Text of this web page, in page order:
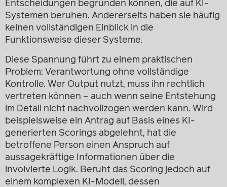
Entscheidungen begründen können, die auf KI-
Systemen beruhen. Andererseits haben sie häufig
keinen vollständigen Einblick in die
Funktionsweise dieser Systeme.
Diese Spannung führt zu einem praktischen
Problem: Verantwortung ohne vollständige
Kontrolle. Wer Output nutzt, muss ihn rechtlich
vertreten können – auch wenn seine Entstehung
im Detail nicht nachvollzogen werden kann. Wird
beispielsweise ein Antrag auf Basis eines KI-
generierten Scorings abgelehnt, hat die
betroffene Person einen Anspruch auf
aussagekräftige Informationen über die
involvierte Logik. Beruht das Scoring jedoch auf
einem komplexen KI-Modell, dessen